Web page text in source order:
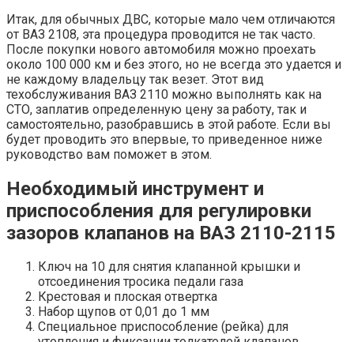
Итак, для обычных ДВС, которые мало чем отличаются
от ВАЗ 2108, эта процедура проводится не так часто.
После покупки нового автомобиля можно проехать
около 100 000 км и без этого, но не всегда это удается и
не каждому владельцу так везет. Этот вид
техобслуживания ВАЗ 2110 можно выполнять как на
СТО, заплатив определенную цену за работу, так и
самостоятельно, разобравшись в этой работе. Если вы
будет проводить это впервые, то приведенное ниже
руководство вам поможет в этом.
Необходимый инструмент и
приспособления для регулировки
зазоров клапанов на ВАЗ 2110-2115
Ключ на 10 для снятия клапанной крышки и
отсоединения тросика педали газа
Крестовая и плоская отвертка
Набор щупов от 0,01 до 1 мм
Специальное приспособление (рейка) для